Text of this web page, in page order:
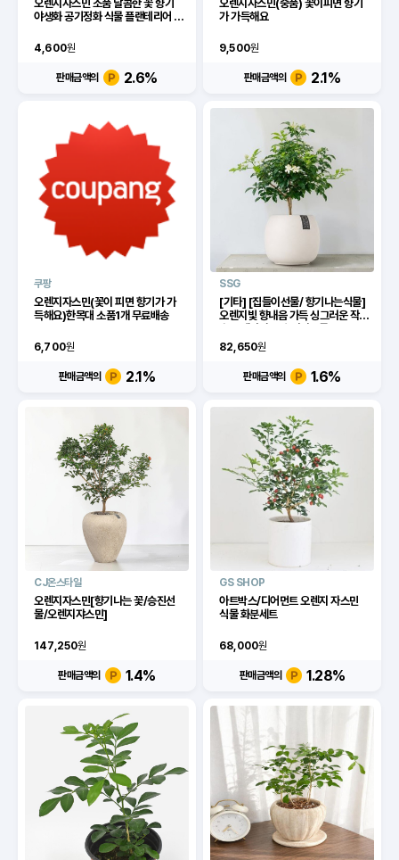
오렌지자스민 소품 달콤한 꽃 향기
야생화 공기정화 식물 플랜테리어 화
4,600원
판매금액의 2.6%
오렌지자스민(중품) 꽃이피면 향기
가 가득해요
9,500원
판매금액의 2.1%
쿠팡
오렌지자스민(꽃이 피면 향기가 가
득해요)한목대 소품1개 무료배송
6,700원
판매금액의 2.1%
SSG
[기타] [집들이선물/ 향기나는식물]
오렌지빛 향내음 가득 싱그러운 작은
82,650원
판매금액의 1.6%
CJ온스타일
오렌지자스민[향기나는 꽃/승진선
물/오렌지쟈스민]
147,250원
판매금액의 1.4%
GS SHOP
아트박스/디어먼트 오렌지 자스민
식물 화분세트
68,000원
판매금액의 1.28%